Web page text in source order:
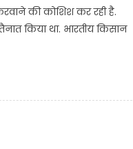
की कोशिश कर रही है.
किया था. भारतीय किसान